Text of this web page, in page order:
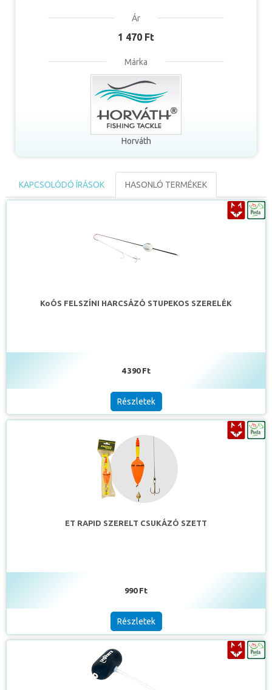
Ár
1 470 Ft
Márka
Horváth
KAPCSOLÓDÓ ÍRÁSOK HASONLÓ TERMÉKEK
KoÓS FELSZÍNI HARCSÁZÓ STUPEKOS SZERELÉK
4 390 Ft
Részletek
ET RAPID SZERELT CSUKÁZÓ SZETT
990 Ft
Részletek